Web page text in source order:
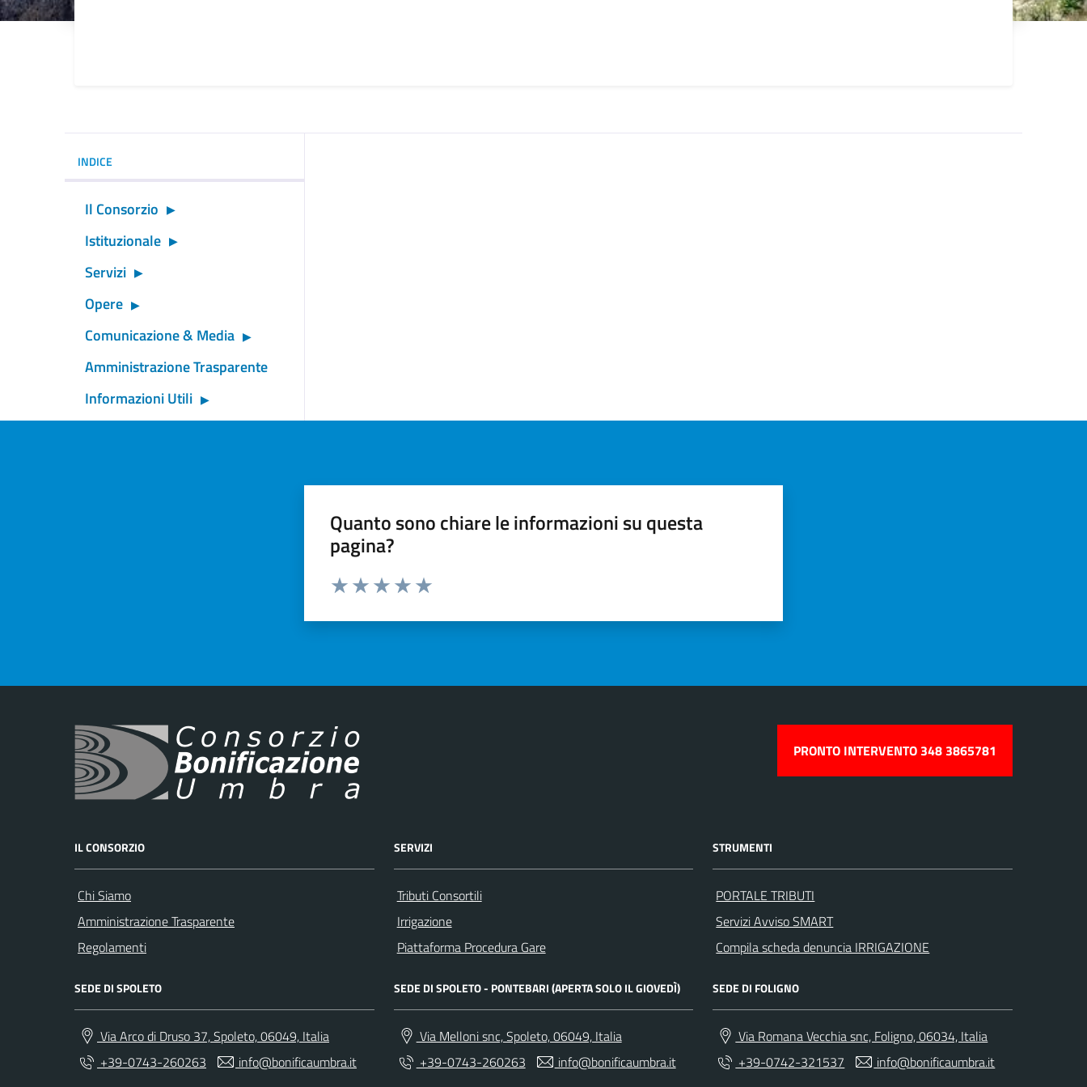
INDICE
Il Consorzio
Istituzionale
Servizi
Opere
Comunicazione & Media
Amministrazione Trasparente
Informazioni Utili
Quanto sono chiare le informazioni su questa
pagina?
PRONTO INTERVENTO 348 3865781
IL CONSORZIO
Chi Siamo
Amministrazione Trasparente
Regolamenti
SEDE DI SPOLETO
Via Arco di Druso 37, Spoleto, 06049, Italia
+39-0743-260263
info@bonificaumbra.it
SERVIZI
Tributi Consortili
Irrigazione
Piattaforma Procedura Gare
SEDE DI SPOLETO - PONTEBARI (APERTA SOLO IL GIOVEDÌ)
Via Melloni snc, Spoleto, 06049, Italia
+39-0743-260263
info@bonificaumbra.it
STRUMENTI
PORTALE TRIBUTI
Servizi Avviso SMART
Compila scheda denuncia IRRIGAZIONE
SEDE DI FOLIGNO
Via Romana Vecchia snc, Foligno, 06034, Italia
+39-0742-321537
info@bonificaumbra.it